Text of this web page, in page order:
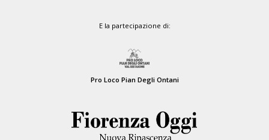
E la partecipazione di:
Pro Loco Pian Degli Ontani